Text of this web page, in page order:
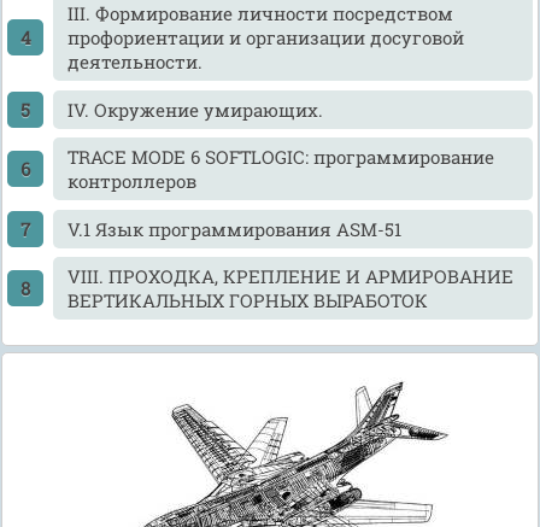
III. Формирование личности посредством
профориентации и организации досуговой
деятельности.
IV. Окружение умирающих.
TRACE MODE 6 SOFTLOGIC: программирование
контроллеров
V.1 Язык программирования ASM-51
VIII. ПРОХОДКА, КРЕПЛЕНИЕ И АРМИРОВАНИЕ
ВЕРТИКАЛЬНЫХ ГОРНЫХ ВЫРАБОТОК